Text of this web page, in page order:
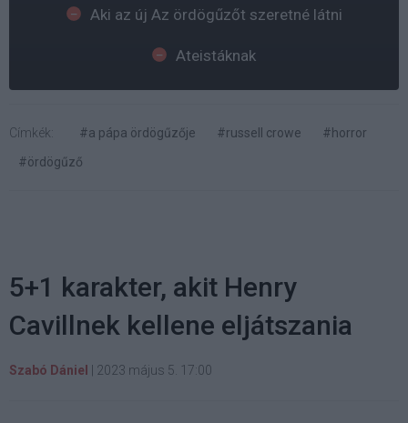
Aki az új Az ördögűzőt szeretné látni
Ateistáknak
Címkék: #a pápa ördögűzője #russell crowe
#horror
#ördögűző
5+1 karakter, akit Henry
Cavillnek kellene eljátszania
Szabó Dániel 2023 május 5. 17:00